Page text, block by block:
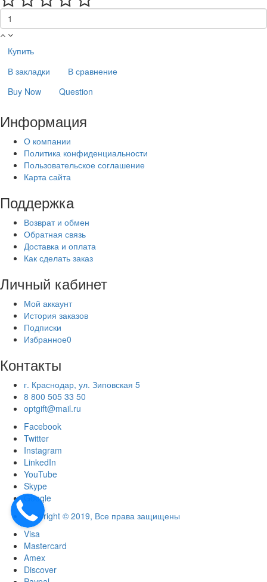
Купить
В закладки
В сравнение
Buy Now
Question
Информация
О компании
Политика конфиденциальности
Пользовательское соглашение
Карта сайта
Поддержка
Возврат и обмен
Обратная связь
Доставка и оплата
Как сделать заказ
Личный кабинет
Мой аккаунт
История заказов
Подписки
Избранное0
Контакты
г. Краснодар, ул. Зиповская 5
8 800 505 33 50
optgift@mail.ru
Facebook
Twitter
Instagram
LinkedIn
YouTube
Skype
Google
Copyright © 2019, Все права защищены
Visa
Mastercard
Amex
Discover